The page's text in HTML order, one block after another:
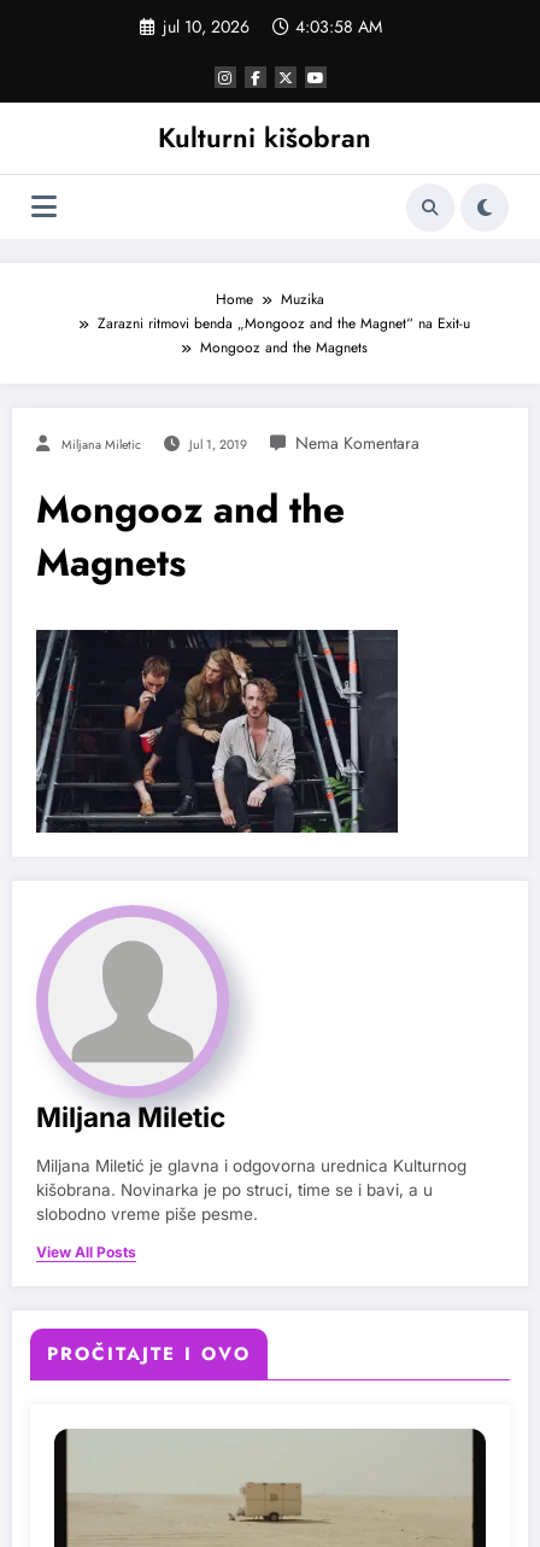
jul 10, 2026 4:03:58 AM
Kulturni kišobran
Home
Muzika
Zarazni ritmovi benda „Mongooz and the Magnet“ na Exit-u
Mongooz and the Magnets
Miljana Miletic Jul 1, 2019
Mongooz and the
Magnets
Miljana Miletic
Miljana Miletić je glavna i odgovorna urednica Kulturnog
kišobrana. Novinarka je po struci, time se i bavi, a u
slobodno vreme piše pesme.
View All Posts
PROČITAJTE I OVO